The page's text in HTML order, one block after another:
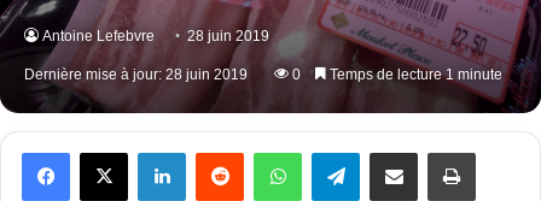
Antoine Lefebvre 28 juin 2019
Dernière mise à jour: 28 juin 2019 0 Temps de lecture 1 minute
FacebookX LinkedinReddit WhatsAppTelegramPartager par email Imprimer